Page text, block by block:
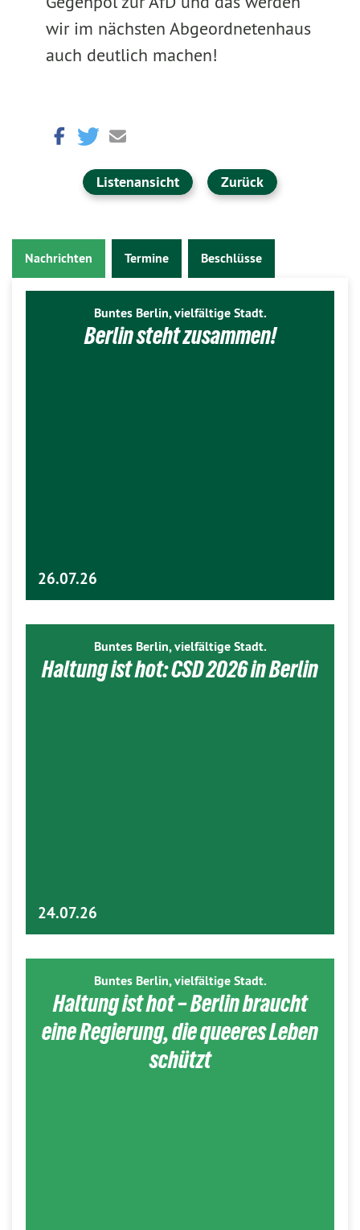
wir im nächsten Abgeordnetenhaus
auch deutlich machen!
Listenansicht Zurück
Nachrichten Termine Beschlüsse
Buntes Berlin, vielfältige Stadt.
Berlin steht zusammen!
26.07.26
Buntes Berlin, vielfältige Stadt.
Haltung ist hot: CSD 2026 in Berlin
24.07.26
Buntes Berlin, vielfältige Stadt.
Haltung ist hot – Berlin braucht
eine Regierung, die queeres Leben
schützt